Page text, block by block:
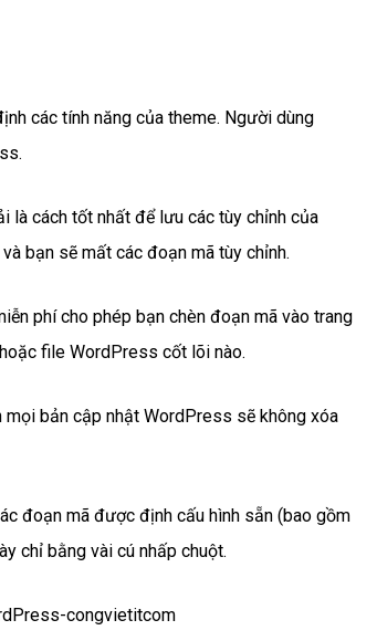
các tính năng của theme. Người dùng
là cách tốt nhất để lưu các tùy chỉnh của
bạn sẽ mất các đoạn mã tùy chỉnh.
phí cho phép bạn chèn đoạn mã vào trang
file WordPress cốt lõi nào.
bản cập nhật WordPress sẽ không xóa
đoạn mã được định cấu hình sẵn (bao gồm
chỉ bằng vài cú nhấp chuột.